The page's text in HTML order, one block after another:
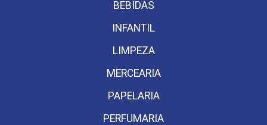
BEBIDAS
INFANTIL
LIMPEZA
MERCEARIA
PAPELARIA
PERFUMARIA